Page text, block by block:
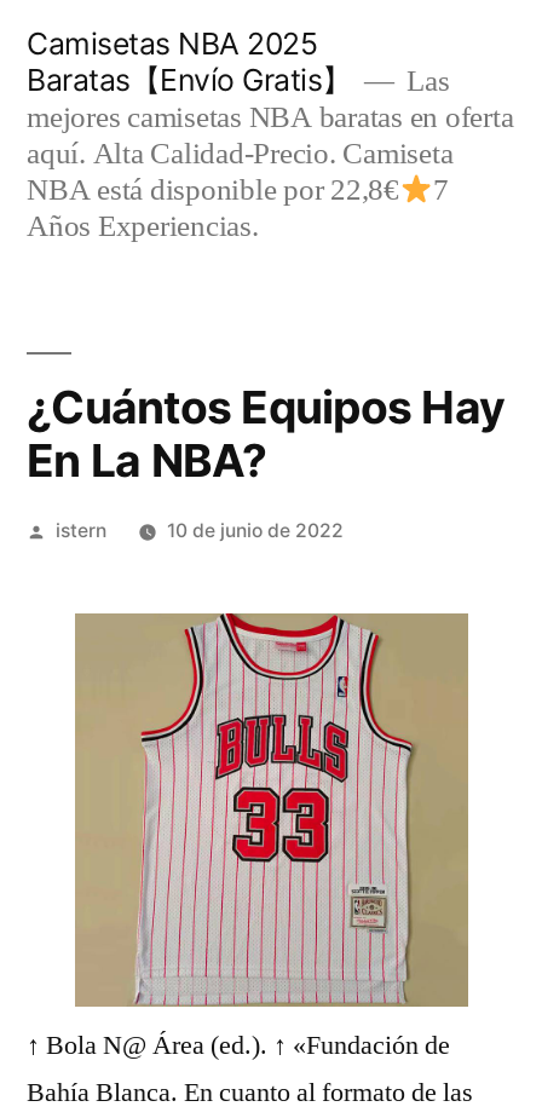
contenido
Camisetas NBA 2025
Baratas【Envío Gratis】
Las
mejores camisetas NBA baratas en oferta
aquí. Alta Calidad-Precio. Camiseta
NBA está disponible por 22,8€
7
Años Experiencias.
¿Cuántos Equipos Hay
En La NBA?
Publicado
istern 10 de junio de 2022
↑ Bola N@ Área (ed.). ↑ «Fundación de
Bahía Blanca. En cuanto al formato de las